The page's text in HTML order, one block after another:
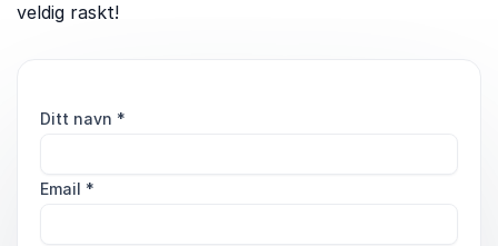
veldig raskt!
Ditt navn *
Email *